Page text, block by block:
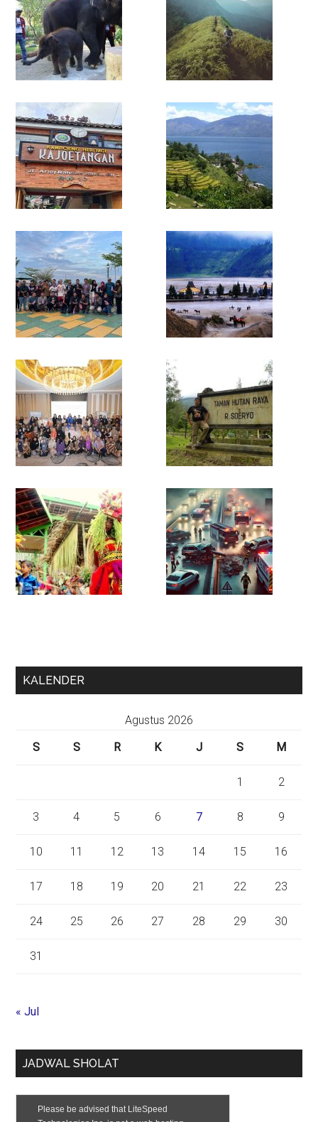
KALENDER
Agustus 2026
S
S R K J S M
1 2
3 4 5 6 7 8 9
10 11 12 13 14 15 16
17 18 19 20 21 22 23
24 25 26 27 28 29 30
31
« Jul
JADWAL SHOLAT